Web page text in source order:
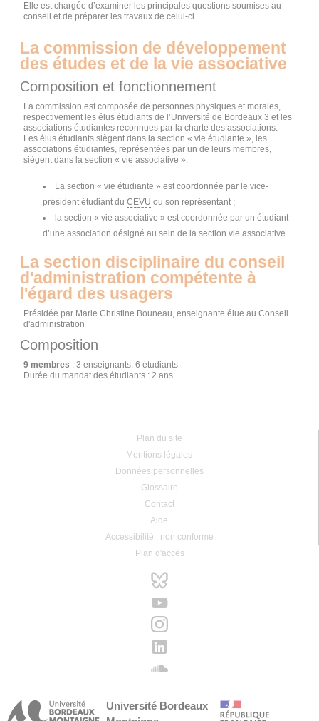
Elle est chargée d’examiner les principales questions soumises au
conseil et de préparer les travaux de celui-ci.
La commission de développement
des études et de la vie associative
Composition et fonctionnement
La commission est composée de personnes physiques et morales,
respectivement les élus étudiants de l’Université de Bordeaux 3 et les
associations étudiantes reconnues par la charte des associations.
Les élus étudiants siègent dans la section « vie étudiante », les
associations étudiantes, représentées par un de leurs membres,
siègent dans la section « vie associative ».
La section « vie étudiante » est coordonnée par le vice-
président étudiant duCEVU ou son représentant ;
la section « vie associative » est coordonnée par un étudiant
d’une association désigné au sein de la section vie associative.
La section disciplinaire du conseil
d'administration compétente à
l'égard des usagers
Présidée par Marie Christine Bouneau, enseignante élue au Conseil
d'administration
Composition
9 membres : 3 enseignants, 6 étudiants
Durée du mandat des étudiants : 2 ans
Plan du site
Mentions légales
Données personnelles
Glossaire
Contact
Aide
Accessibilité : non conforme
Plan d'accès
Université Bordeaux